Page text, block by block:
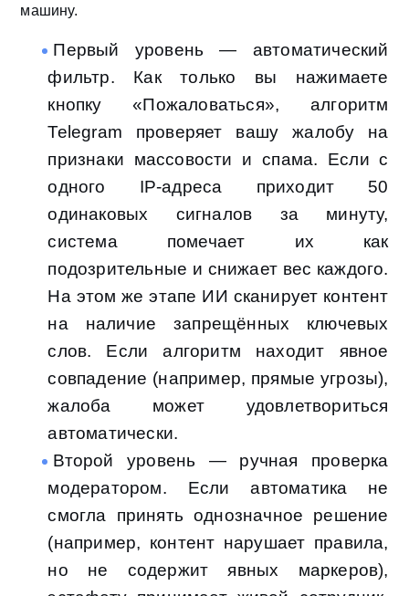
машину.
Первый уровень — автоматический
фильтр. Как только вы нажимаете
кнопку «Пожаловаться», алгоритм
Telegram проверяет вашу жалобу на
признаки массовости и спама. Если с
одного IP-адреса приходит 50
одинаковых сигналов за минуту,
система помечает их как
подозрительные и снижает вес каждого.
На этом же этапе ИИ сканирует контент
на наличие запрещённых ключевых
слов. Если алгоритм находит явное
совпадение (например, прямые угрозы),
жалоба может удовлетвориться
автоматически.
Второй уровень — ручная проверка
модератором. Если автоматика не
смогла принять однозначное решение
(например, контент нарушает правила,
но не содержит явных маркеров),